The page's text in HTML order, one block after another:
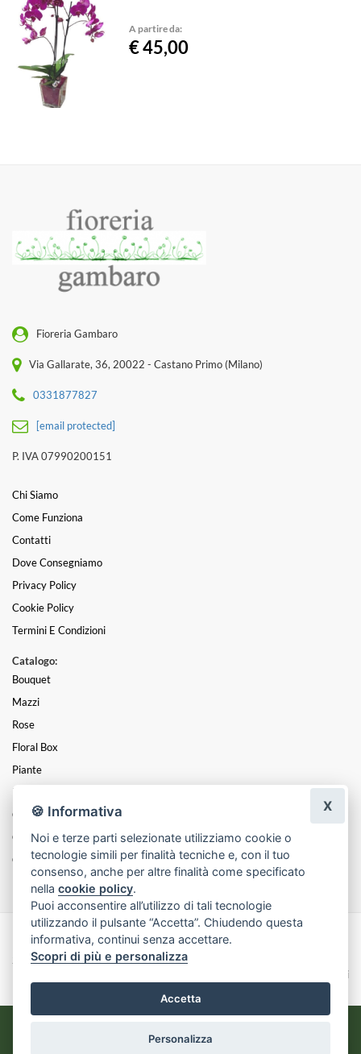
A partire da:
€ 45,00
Fioreria Gambaro
Via Gallarate, 36, 20022 - Castano Primo (Milano)
0331877827
[email protected]
P. IVA 07990200151
Chi Siamo
Come Funziona
Contatti
Dove Consegniamo
Privacy Policy
Cookie Policy
Termini E Condizioni
Catalogo:
Bouquet
Mazzi
Rose
Floral Box
Piante
Funebre
Centrotavola
Cuori
Coroncine
Made with byInfoser.it- Realizzazione Siti ecommerce per Fioristi
2026
Termini e Condizioni
🍪 Informativa
Noi e terze parti selezionate utilizziamo cookie o
tecnologie simili per finalità tecniche e, con il tuo
consenso, anche per altre finalità come specificato
nellacookie policy.
Puoi acconsentire all’utilizzo di tali tecnologie
utilizzando il pulsante “Accetta”. Chiudendo questa
informativa, continui senza accettare.
Scopri di più e personalizza
Accetta
Personalizza
X